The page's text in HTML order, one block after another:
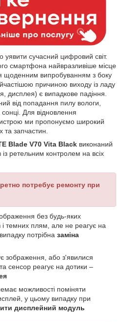
сучасний цифровий світ.
смартфона найвразливіше місце
щоденним випробуванням з боку
причиною виходу із ладу
дисплея) є випадкове падіння.
від попадання пилу вологи,
Для відновлення
ми пропонуємо широкий
запчастин.
Blade V70 Vita Black виконаний
із ретельним контролем на всіх
потребує ремонту при
без будь-яких
і темних плям, але не реагує на
потрібна заміна
зображення, або з'явилися
сенсор реагує на дотики –
можливості поміняти
у цьому випадку при
дисплейний модуль